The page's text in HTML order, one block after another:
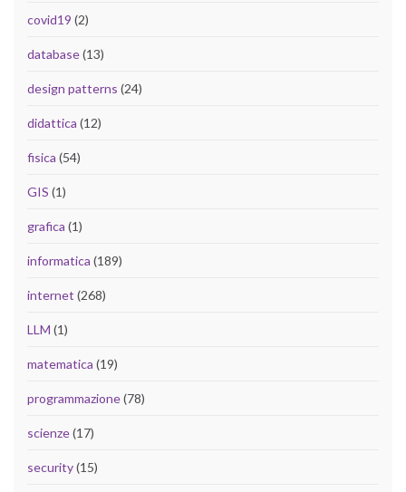
covid19 (2)
database(13)
design patterns (24)
didattica (12)
fisica (54)
GIS (1)
grafica (1)
informatica (189)
internet (268)
LLM (1)
matematica (19)
programmazione(78)
scienze(17)
security(15)